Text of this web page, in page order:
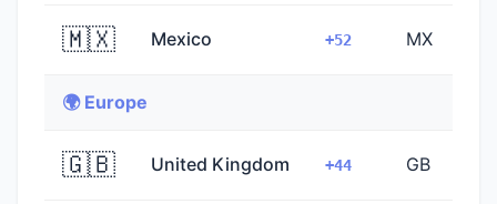
🇲🇽 Mexico +52 MX
🌍 Europe
🇬🇧 United Kingdom +44 GB